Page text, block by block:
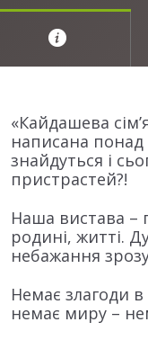
«Кайдашева
написана понад
знайдуться і
пристрастей?!
Наша вистава –
родині, житті.
небажання
Немає злагоди
немає миру –